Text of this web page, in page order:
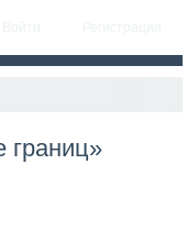
границ»